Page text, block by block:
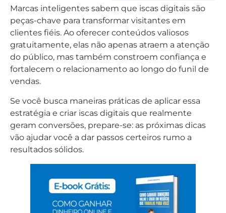
Marcas inteligentes sabem que iscas digitais são
peças-chave para transformar visitantes em
clientes fiéis. Ao oferecer conteúdos valiosos
gratuitamente, elas não apenas atraem a atenção
do público, mas também constroem confiança e
fortalecem o relacionamento ao longo do funil de
vendas.
Se você busca maneiras práticas de aplicar essa
estratégia e criar iscas digitais que realmente
geram conversões, prepare-se: as próximas dicas
vão ajudar você a dar passos certeiros rumo a
resultados sólidos.